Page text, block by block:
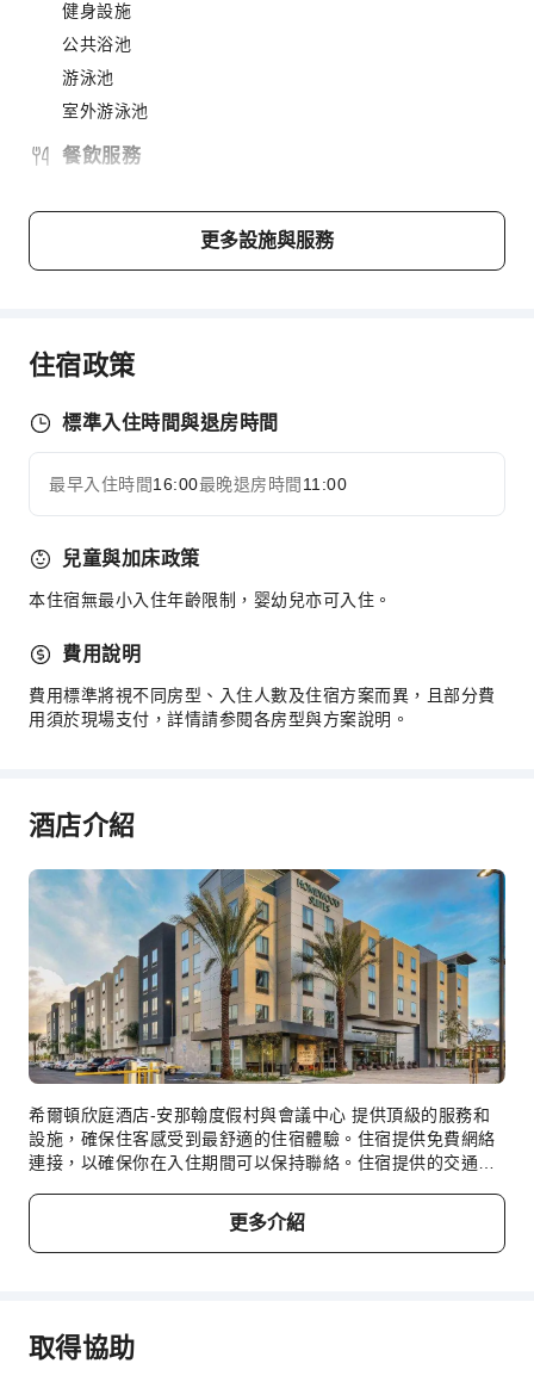
健身設施
公共浴池
游泳池
室外游泳池
餐飲服務
快遞服務
兒童設施
兒童托管
兒童樂園
兒童泳池
迷你高爾夫
交通服務
清潔服務
洗衣服務
公共區域設施
公共區域wifi
自動提款機
電梯
禮品店
吸菸區
停車場
旅遊票務服務
展開全部
更多設施與服務
住宿政策
標準入住時間與退房時間
最早入住時間16:00最晚退房時間 11:00
兒童與加床政策
本住宿無最小入住年齡限制，婴幼兒亦可入住。
費用說明
費用標準將視不同房型、入住人數及住宿方案而異，且部分費
用須於現場支付，詳情請参閱各房型與方案說明。
酒店介紹
希爾頓欣庭酒店-安那翰度假村與會議中心 提供頂級的服務和
設施，確保住客感受到最舒適的住宿體驗。住宿提供免費網絡
連接，以確保你在入住期間可以保持聯絡。住宿提供的交通服
住宿使用無障礙泊車選項。住宿提供禮賓服務等接待服務，以
滿足你的要求。 使用住宿的票務服務，即可輕鬆獲得當地最佳
娛樂活動的門票。 在 希爾頓欣庭酒店-安那翰度假村與會議中
入住時間。住宿範圍均為無煙區，使住客能感受清新的空氣。
住宿配備了各種便利設施，讓你能夠安心入住。 住宿內的部分
更多介紹
取得協助